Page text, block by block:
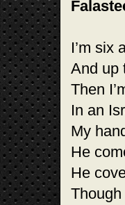
I’m six
And up
Then
In an
My
He
He